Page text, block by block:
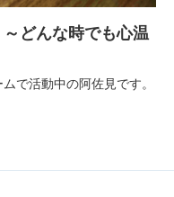
どんな時でも心温
で活動中の阿佐見です。